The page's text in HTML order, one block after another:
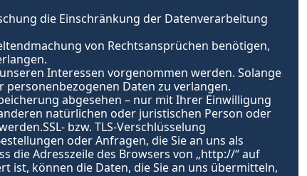
die Einschränkung der Datenverarbeitung
von Rechtsansprüchen benötigen,
Interessen vorgenommen werden. Solange
Daten zu verlangen.
abgesehen – nur mit Ihrer Einwilligung
natürlichen oder juristischen Person oder
bzw. TLS-Verschlüsselung
oder Anfragen, die Sie an uns als
die Adresszeile des Browsers von „http://“ auf
ist, können die Daten, die Sie an uns übermitteln,